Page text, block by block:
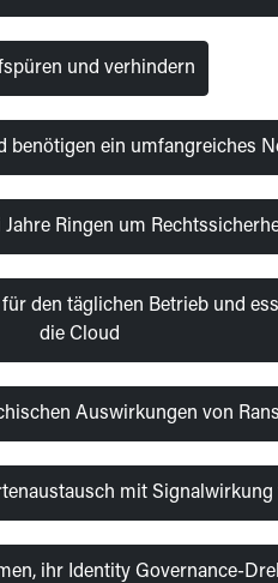
und verhindern
benötigen ein umfangreiches
Ringen um
den täglichen Betrieb und
die Cloud
Auswirkungen von
mit
ihr Identity Governance-